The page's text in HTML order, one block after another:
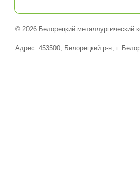
© 2026 Белорецкий металлургический
Адрес: 453500, Белорецкий р-н, г.